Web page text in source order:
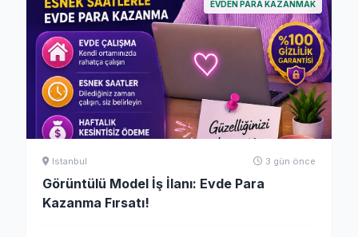
EVDEN PARA KAZANMAK
Istanbul 3 gün önce
Görüntülü Model İş İlanı: Evde Para
Kazanma Fırsatı!